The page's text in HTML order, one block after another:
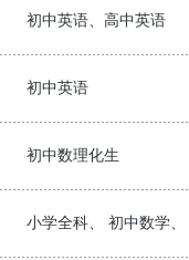
初中英语、高中英语
初中英语
初中数理化生
小学全科、 初中数学、